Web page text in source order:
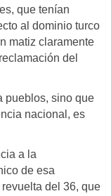
que tenían
al dominio turco
matiz claramente
del
pueblos, sino que
nacional, es
a la
de esa
del 36, que